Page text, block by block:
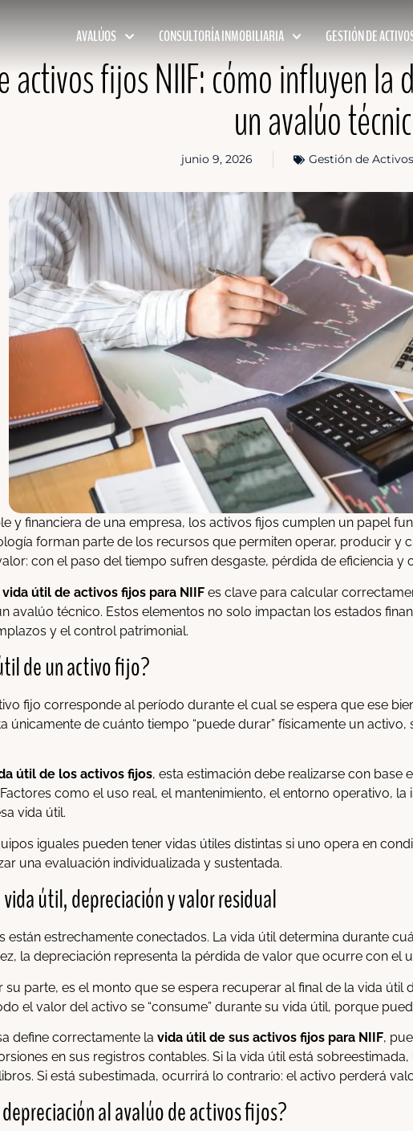
AVALÚOS CONSULTORÍA INMOBILIARIA GESTIÓN DE
activos fijos NIIF: cómo influyen la
un avalúo
junio 9, 2026 Gestión de Activos
y financiera de una empresa, los activos fijos cumplen un papel
forman parte de los recursos que permiten operar, producir y
con el paso del tiempo sufren desgaste, pérdida de eficiencia y
vida útil de activos fijos para NIIF es clave para calcular
avalúo técnico. Estos elementos no solo impactan los estados
y el control patrimonial.
de un activo fijo?
fijo corresponde al período durante el cual se espera que ese
únicamente de cuánto tiempo “puede durar” físicamente un
útil de los activos fijos, esta estimación debe realizarse con
como el uso real, el mantenimiento, el entorno operativo,
vida útil.
iguales pueden tener vidas útiles distintas si uno opera en
una evaluación individualizada y sustentada.
útil, depreciación y valor residual
están estrechamente conectados. La vida útil determina durante
la depreciación representa la pérdida de valor que ocurre con el
su parte, es el monto que se espera recuperar al final de la vida útil
el valor del activo se “consume” durante su vida útil, porque
define correctamente la vida útil de sus activos fijos para NIIF,
en sus registros contables. Si la vida útil está
Si está subestimada, ocurrirá lo contrario: el activo perderá
al avalúo de activos fijos?